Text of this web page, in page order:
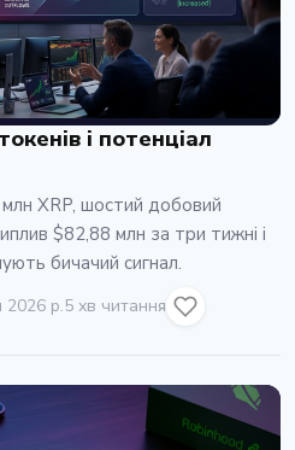
і потенціал
XRP, шостий добовий
$82,88 млн за три тижні і
бичачий сигнал.
2026 р.5 хв читання